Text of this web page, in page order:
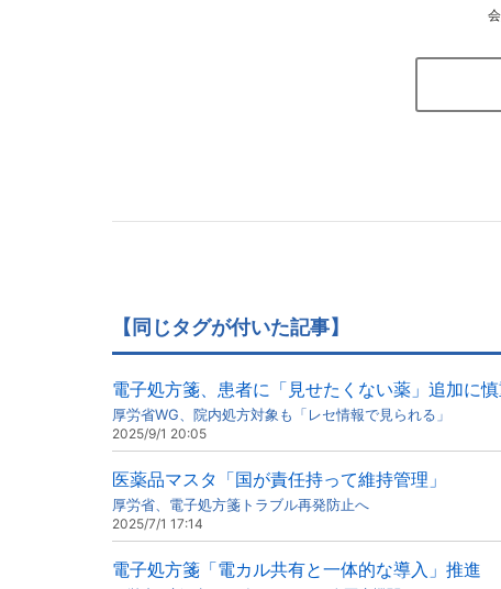
【同じタグが付いた記事】
電子処方箋、患者に「見せたくない薬」追加に
厚労省WG、院内処方対象も「レセ情報で見られる」
2025/9/1 20:05
医薬品マスタ「国が責任持って維持管理」
厚労省、電子処方箋トラブル再発防止へ
2025/7/1 17:14
電子処方箋「電カル共有と一体的な導入」推進